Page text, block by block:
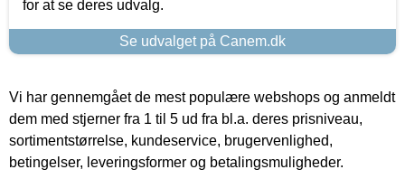
for at se deres udvalg.
Se udvalget på Canem.dk
Vi har gennemgået de mest populære webshops og anmeldt
dem med stjerner fra 1 til 5 ud fra bl.a. deres prisniveau,
sortimentstørrelse, kundeservice, brugervenlighed,
betingelser, leveringsformer og betalingsmuligheder.